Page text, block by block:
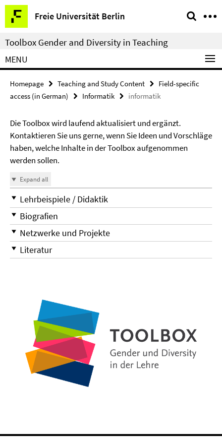
Springe
direkt
zu
Inhalt
Freie Universität Berlin
Service
Navigation
Toolbox Gender and Diversity in Teaching
MENU
Homepage Teaching and Study Content
Field-specific
access (in German)
Informatik informatik
Die Toolbox wird laufend aktualisiert und ergänzt.
Kontaktieren Sie uns gerne, wenn Sie Ideen und Vorschläge
haben, welche Inhalte in der Toolbox aufgenommen
werden sollen.
Expand all
Lehrbeispiele / Didaktik
Biografien
Netzwerke und Projekte
Literatur